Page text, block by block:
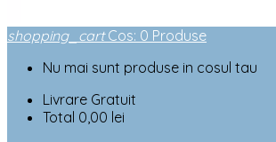
shopping_cart Cos: 0 Produse
Nu mai sunt produse in cosul tau
Livrare Gratuit
Total 0,00 lei